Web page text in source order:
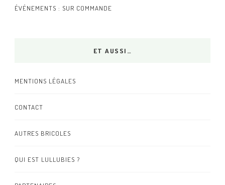
ÉVÉNEMENTS : SUR COMMANDE
ET AUSSI…
MENTIONS LÉGALES
CONTACT
AUTRES BRICOLES
QUI EST LULLUBIES ?